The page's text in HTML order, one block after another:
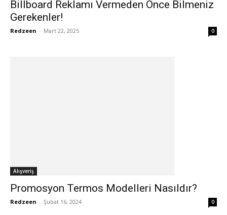
Billboard Reklamı Vermeden Önce Bilmeniz
Gerekenler!
Redzeen - Mart 22, 2025 0
Alışveriş
Promosyon Termos Modelleri Nasıldır?
Redzeen - Şubat 16, 2024 0